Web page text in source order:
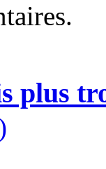
plus